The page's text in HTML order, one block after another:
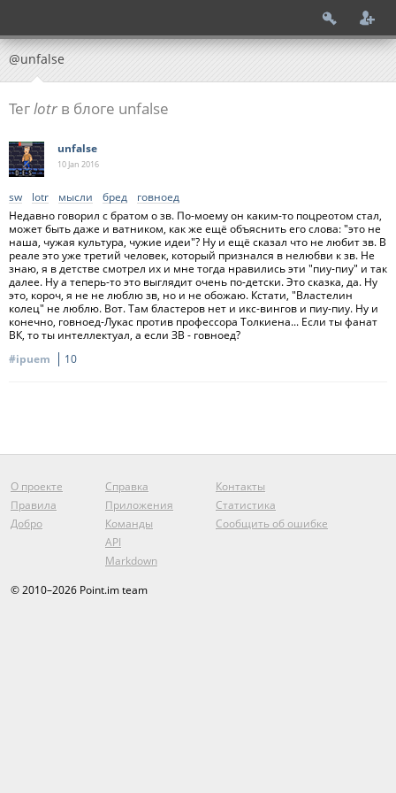
@unfalse
Тегlotr в блоге unfalse
unfalse
10 Jan 2016
sw lotr мысли бред
говноед
Недавно говорил с братом о зв. По-моему он каким-то поцреотом стал,
может быть даже и ватником, как же ещё объяснить его слова: "это не
наша, чужая культура, чужие идеи"? Ну и ещё сказал что не любит зв. В
реале это уже третий человек, который признался в нелюбви к зв. Не
знаю, я в детстве смотрел их и мне тогда нравились эти "пиу-пиу" и так
далее. Ну а теперь-то это выглядит очень по-детски. Это сказка, да. Ну
это, короч, я не не люблю зв, но и не обожаю. Кстати, "Властелин
колец" не люблю. Вот. Там бластеров нет и икс-вингов и пиу-пиу. Ну и
конечно, говноед-Лукас против профессора Толкиена... Если ты фанат
ВК, то ты интеллектуал, а если ЗВ - говноед?
#ipuem
10
О проекте
Правила
Добро
Справка
Приложения
Команды
API
Markdown
Контакты
Статистика
Сообщить об ошибке
© 2010–2026 Point.im team